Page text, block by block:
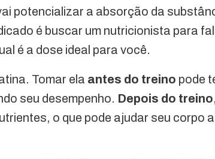
potencializar a absorção da
é buscar um nutricionista para
é a dose ideal para você.
Tomar ela antes do treino pode
seu desempenho. Depois do treino,
o que pode ajudar seu corpo